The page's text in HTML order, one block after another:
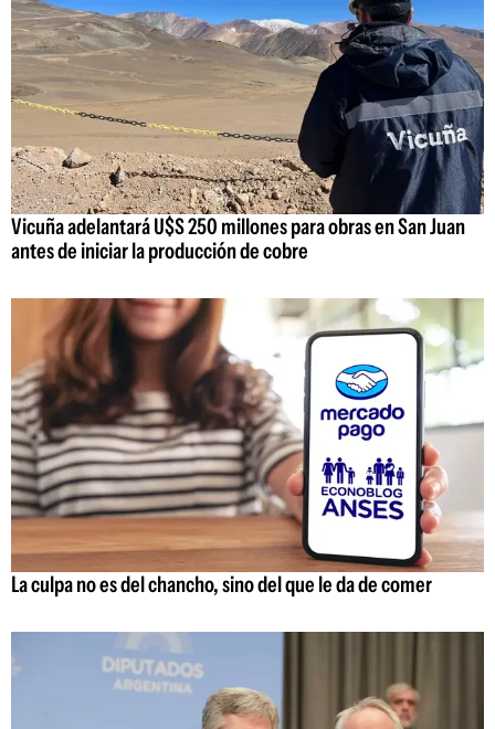
Vicuña adelantará U$S 250 millones para obras en San Juan
antes de iniciar la producción de cobre
La culpa no es del chancho, sino del que le da de comer